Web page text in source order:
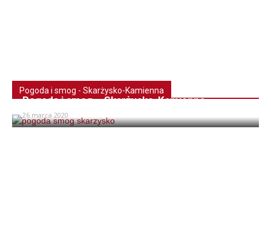
Pogoda i smog - Skarżysko-Kamienna
Pogoda i smog – Skarżysko-Kamienna
26 marca 2020